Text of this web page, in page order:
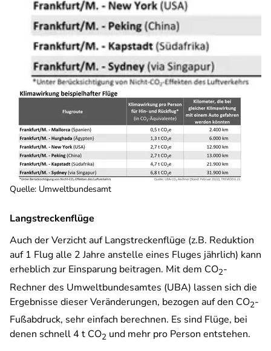
Quelle: Umweltbundesamt
Langstreckenflüge
Auch der Verzicht auf Langstreckenflüge (z.B. Reduktion
auf 1 Flug alle 2 Jahre anstelle eines Fluges jährlich) kann
erheblich zur Einsparung beitragen. Mit dem CO2-
Rechner des Umweltbundesamtes (UBA) lassen sich die
Ergebnisse dieser Veränderungen, bezogen auf den CO2-
Fußabdruck, sehr einfach berechnen. Es sind Flüge, bei
denen schnell 4 t CO2 und mehr pro Person entstehen.